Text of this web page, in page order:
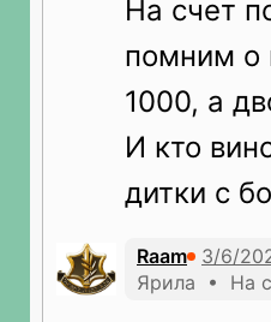
На счет
помним о
1000, а
И кто
дитки с
Raam
Ярила • На